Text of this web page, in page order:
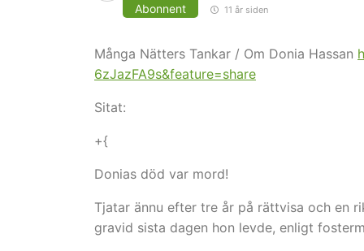
Abonnent 11 år siden
Många Nätters Tankar / Om Donia Hassan
6zJazFA9s&feature=share
Sitat:
+{
Donias död var mord!
Tjatar ännu efter tre år på rättvisa och en
gravid sista dagen hon levde, enligt